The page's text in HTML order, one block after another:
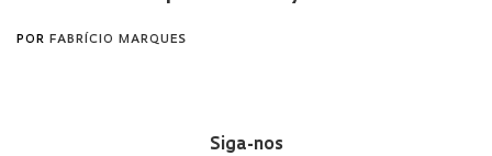
Siga-nos